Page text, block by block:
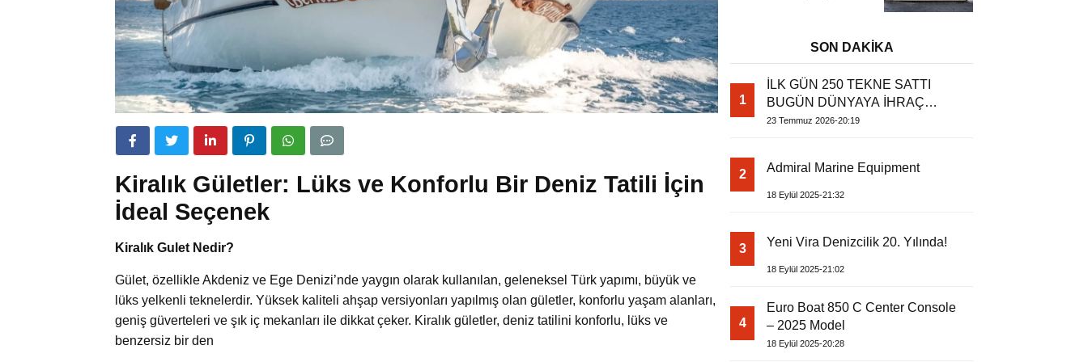
Kiralık Gületler: Lüks ve Konforlu Bir Deniz Tatili İçin
İdeal Seçenek
Kiralık Gulet Nedir?
Gület, özellikle Akdeniz ve Ege Denizi’nde yaygın olarak kullanılan, geleneksel Türk yapımı, büyük ve
lüks yelkenli teknelerdir. Yüksek kaliteli ahşap versiyonları yapılmış olan gületler, konforlu yaşam alanları,
geniş güverteleri ve şık iç mekanları ile dikkat çeker. Kiralık gületler, deniz tatilini konforlu, lüks ve
benzersiz bir den
Rezervasyonları
Başladı
SON DAKİKA
1
İLK GÜN 250 TEKNE SATTI
BUGÜN DÜNYAYA İHRAÇ
EDİYOR
23 Temmuz 2026-20:19
2 Admiral Marine Equipment
18 Eylül 2025-21:32
3 Yeni Vira Denizcilik 20. Yılında!
18 Eylül 2025-21:02
4
Euro Boat 850 C Center Console
– 2025 Model
18 Eylül 2025-20:28